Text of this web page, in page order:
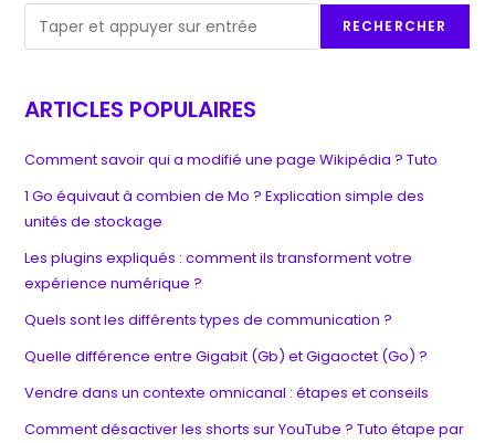
RECHERCHER
ARTICLES POPULAIRES
Comment savoir qui a modifié une page Wikipédia ? Tuto
1 Go équivaut à combien de Mo ? Explication simple des
unités de stockage
Les plugins expliqués : comment ils transforment votre
expérience numérique ?
Quels sont les différents types de communication ?
Quelle différence entre Gigabit (Gb) et Gigaoctet (Go) ?
Vendre dans un contexte omnicanal : étapes et conseils
Comment désactiver les shorts sur YouTube ? Tuto étape par